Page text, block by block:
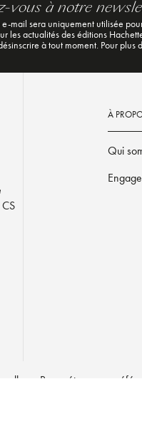
vous à notre
e-mail sera uniquement utilisée
les actualités des éditions
à tout moment. Pour plus
À
Qui
Paramétrez vos